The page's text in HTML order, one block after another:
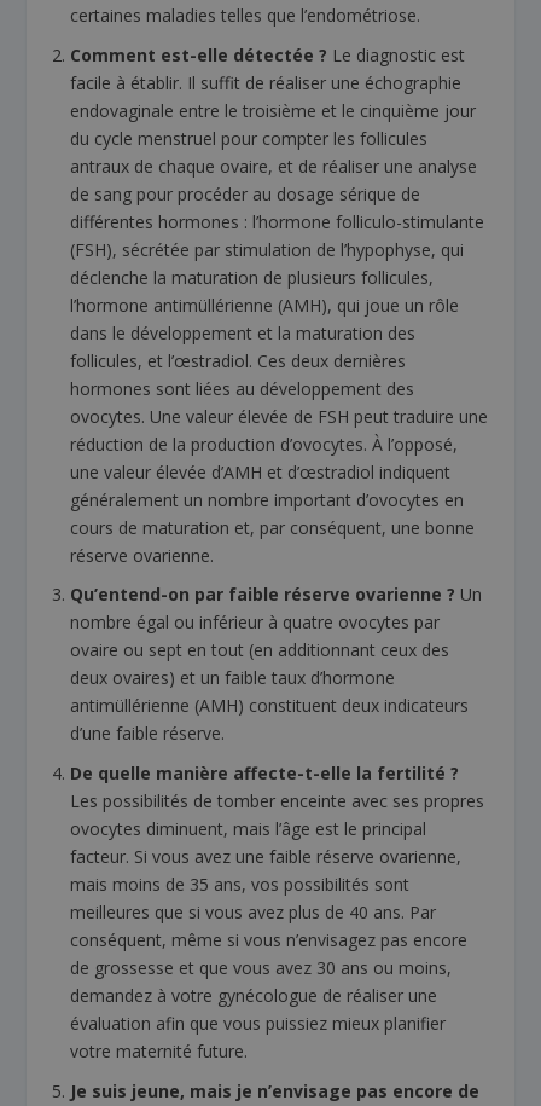
certaines maladies telles que l’endométriose.
Comment est-elle détectée ? Le diagnostic est
facile à établir. Il suffit de réaliser une échographie
endovaginale entre le troisième et le cinquième jour
du cycle menstruel pour compter les follicules
antraux de chaque ovaire, et de réaliser une analyse
de sang pour procéder au dosage sérique de
différentes hormones : l’hormone folliculo-stimulante
(FSH), sécrétée par stimulation de l’hypophyse, qui
déclenche la maturation de plusieurs follicules,
l’hormone antimüllérienne (AMH), qui joue un rôle
dans le développement et la maturation des
follicules, et l’œstradiol. Ces deux dernières
hormones sont liées au développement des
ovocytes. Une valeur élevée de FSH peut traduire une
réduction de la production d’ovocytes. À l’opposé,
une valeur élevée d’AMH et d’œstradiol indiquent
généralement un nombre important d’ovocytes en
cours de maturation et, par conséquent, une bonne
réserve ovarienne.
Qu’entend-on par faible réserve ovarienne ? Un
nombre égal ou inférieur à quatre ovocytes par
ovaire ou sept en tout (en additionnant ceux des
deux ovaires) et un faible taux d’hormone
antimüllérienne (AMH) constituent deux indicateurs
d’une faible réserve.
De quelle manière affecte-t-elle la fertilité ?
Les possibilités de tomber enceinte avec ses propres
ovocytes diminuent, mais l’âge est le principal
facteur. Si vous avez une faible réserve ovarienne,
mais moins de 35 ans, vos possibilités sont
meilleures que si vous avez plus de 40 ans. Par
conséquent, même si vous n’envisagez pas encore
de grossesse et que vous avez 30 ans ou moins,
demandez à votre gynécologue de réaliser une
évaluation afin que vous puissiez mieux planifier
votre maternité future.
Je suis jeune, mais je n’envisage pas encore de